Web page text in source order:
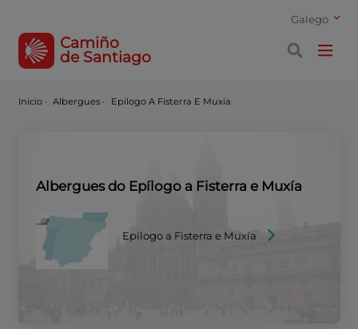
Galego
Camiño
de Santiago
Inicio · Albergues · Epilogo A Fisterra E Muxia
Albergues do Epílogo a Fisterra e Muxía
Epílogo a Fisterra e Muxía